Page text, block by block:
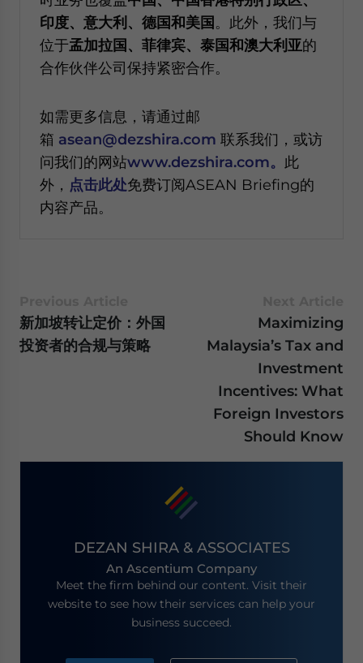
印度、意大利、德国和美国 。此外，我们与
位于孟加拉国、菲律宾、泰国和澳大利亚的
合作伙伴公司保持紧密合作。
如需更多信息，请通过邮
箱 asean@dezshira.com 联系我们，或访
问我们的网站www.dezshira.com。 此
外， 点击此处免费订阅ASEAN Briefing的
内容产品。
新加坡转让定价：外国
投资者的合规与策略
Maximizing
Malaysia’s Tax and
Investment
Incentives: What
Foreign Investors
Should Know
DEZAN SHIRA & ASSOCIATES
An Ascentium Company
Meet the firm behind our content. Visit their
website to see how their services can help your
business succeed.